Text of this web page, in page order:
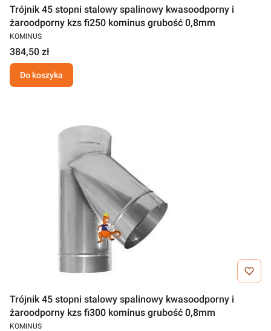
Trójnik 45 stopni stalowy spalinowy kwasoodporny i
żaroodporny kzs fi250 kominus grubość 0,8mm
KOMINUS
384,50 zł
Do koszyka
Trójnik 45 stopni stalowy spalinowy kwasoodporny i
żaroodporny kzs fi300 kominus grubość 0,8mm
KOMINUS